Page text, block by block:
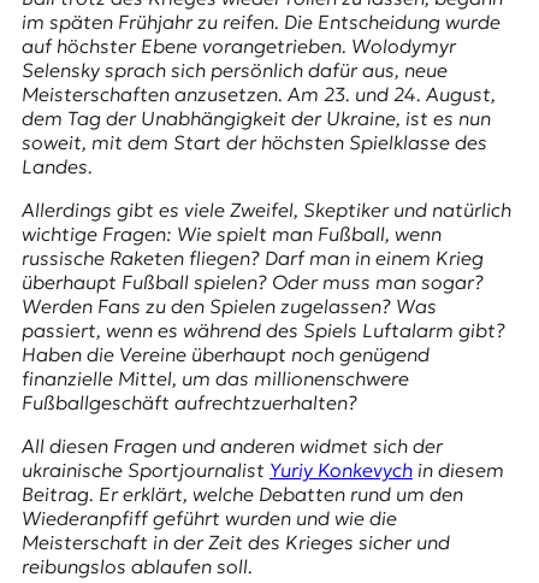
r
|
D
E
K
O
D
E
R
W
s
s
im späten Frühjahr zu reifen. Die Entscheidung wurde
auf höchster Ebene vorangetrieben. Wolodymyr
Selensky sprach sich persönlich dafür aus, neue
Meisterschaften anzusetzen. Am 23. und 24. August,
dem Tag der Unabhängigkeit der Ukraine, ist es nun
soweit, mit dem Start der höchsten Spielklasse des
Landes.
Allerdings gibt es viele Zweifel, Skeptiker und natürlich
wichtige Fragen: Wie spielt man Fußball, wenn
russische Raketen fliegen? Darf man in einem Krieg
überhaupt Fußball spielen? Oder muss man sogar?
Werden Fans zu den Spielen zugelassen? Was
passiert, wenn es während des Spiels Luftalarm gibt?
Haben die Vereine überhaupt noch genügend
finanzielle Mittel, um das millionenschwere
Fußballgeschäft aufrechtzuerhalten?
All diesen Fragen und anderen widmet sich der
ukrainische Sportjournalist Yuriy Konkevychin diesem
Beitrag. Er erklärt, welche Debatten rund um den
Wiederanpfiff geführt wurden und wie die
Meisterschaft in der Zeit des Krieges sicher und
reibungslos ablaufen soll.